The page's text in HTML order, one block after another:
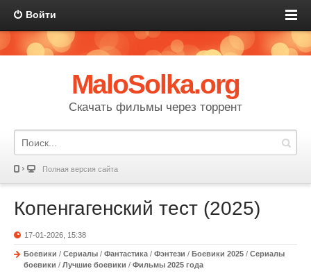
Войти
MaloSolka.org
Скачать фильмы через торрент
Полная версия сайта
Копенгагенский тест (2025)
17-01-2026, 15:38
Боевики / Сериалы / Фантастика / Фэнтези / Боевики 2025 / Сериалы
боевики / Лучшие боевики / Фильмы 2025 года